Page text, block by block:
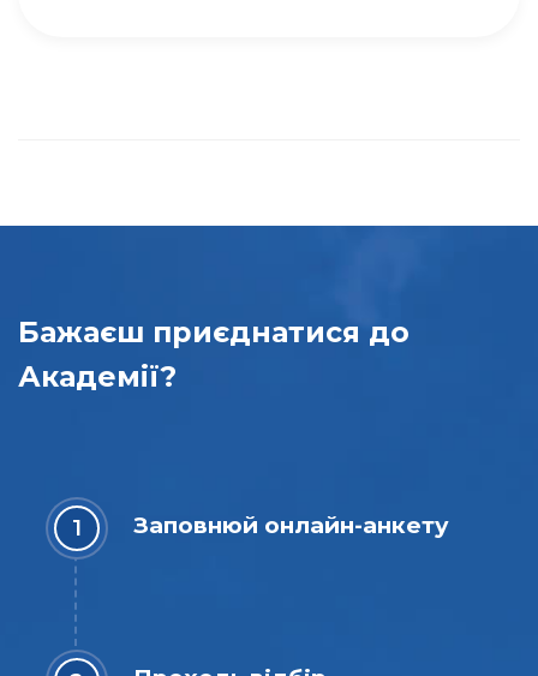
Бажаєш приєднатися до
Академії?
Заповнюй онлайн-анкету